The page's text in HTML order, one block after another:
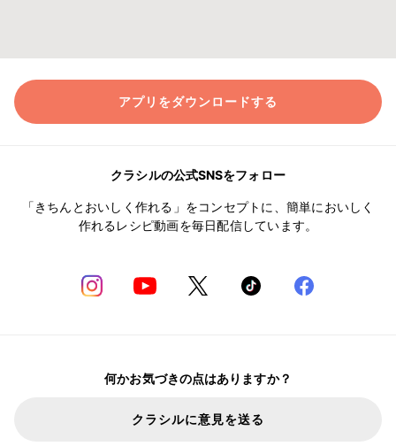
アプリをダウンロードする
クラシルの公式SNSをフォロー
「きちんとおいしく作れる」をコンセプトに、簡単においしく
作れるレシピ動画を毎日配信しています。
何かお気づきの点はありますか？
クラシルに意見を送る